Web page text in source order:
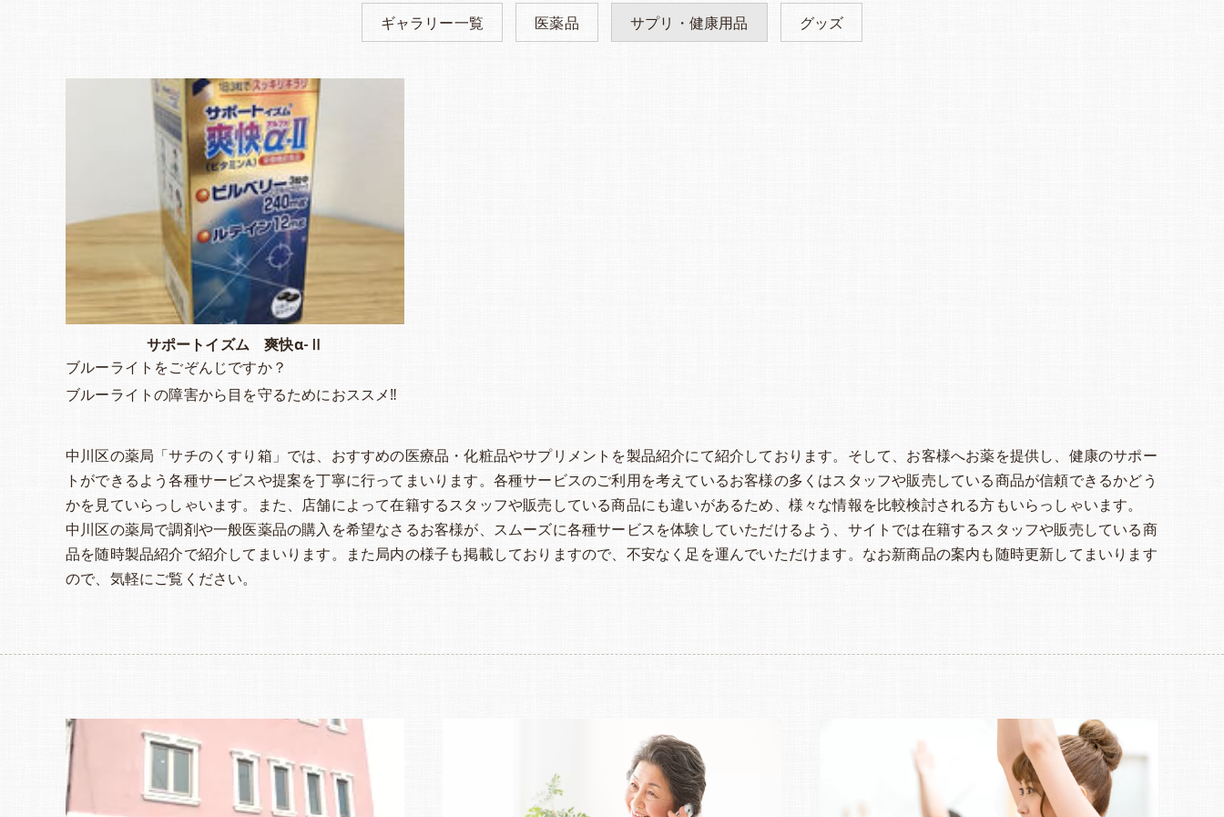
ギャラリー一覧 医薬品 サプリ・健康用品 グッズ
サポートイズム 爽快α-Ⅱ
ブルーライトをごぞんじですか？
ブルーライトの障害から目を守るためにおススメ‼
中川区の薬局「サチのくすり箱」では、おすすめの医療品・化粧品やサプリメントを製品紹介にて紹介しております。そして、お客様へお薬を提供し、健康のサポー
トができるよう各種サービスや提案を丁寧に行ってまいります。各種サービスのご利用を考えているお客様の多くはスタッフや販売している商品が信頼できるかどう
かを見ていらっしゃいます。また、店舗によって在籍するスタッフや販売している商品にも違いがあるため、様々な情報を比較検討される方もいらっしゃいます。
中川区の薬局で調剤や一般医薬品の購入を希望なさるお客様が、スムーズに各種サービスを体験していただけるよう、サイトでは在籍するスタッフや販売している商
品を随時製品紹介で紹介してまいります。また局内の様子も掲載しておりますので、不安なく足を運んでいただけます。なお新商品の案内も随時更新してまいります
ので、気軽にご覧ください。